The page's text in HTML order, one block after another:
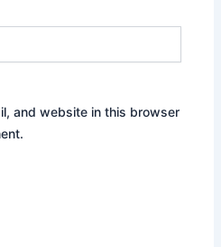
and website in this browser